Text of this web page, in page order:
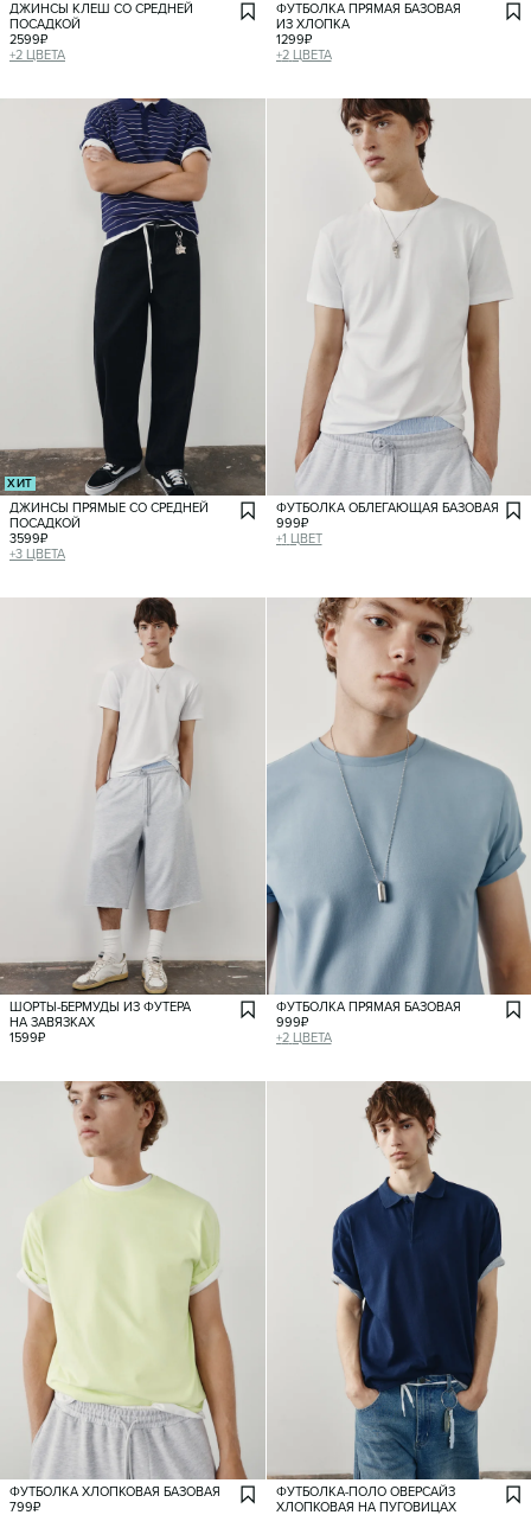
ДЖИНСЫ КЛЕШ СО СРЕДНЕЙ
ПОСАДКОЙ
2599₽
+2 ЦВЕТА
ФУТБОЛКА ПРЯМАЯ БАЗОВАЯ
ИЗ ХЛОПКА
1299₽
+2 ЦВЕТА
ХИТ
ДЖИНСЫ ПРЯМЫЕ СО СРЕДНЕЙ
ПОСАДКОЙ
3599₽
+3 ЦВЕТА
ФУТБОЛКА ОБЛЕГАЮЩАЯ БАЗОВАЯ
999₽
+1 ЦВЕТ
ШОРТЫ-БЕРМУДЫ ИЗ ФУТЕРА
НА ЗАВЯЗКАХ
1599₽
ФУТБОЛКА ПРЯМАЯ БАЗОВАЯ
999₽
+2 ЦВЕТА
ФУТБОЛКА ХЛОПКОВАЯ БАЗОВАЯ
799₽
ФУТБОЛКА-ПОЛО ОВЕРСАЙЗ
ХЛОПКОВАЯ НА ПУГОВИЦАХ